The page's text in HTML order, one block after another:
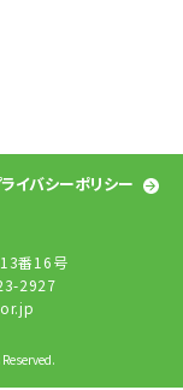
イバシーポリシー
番16号
2927